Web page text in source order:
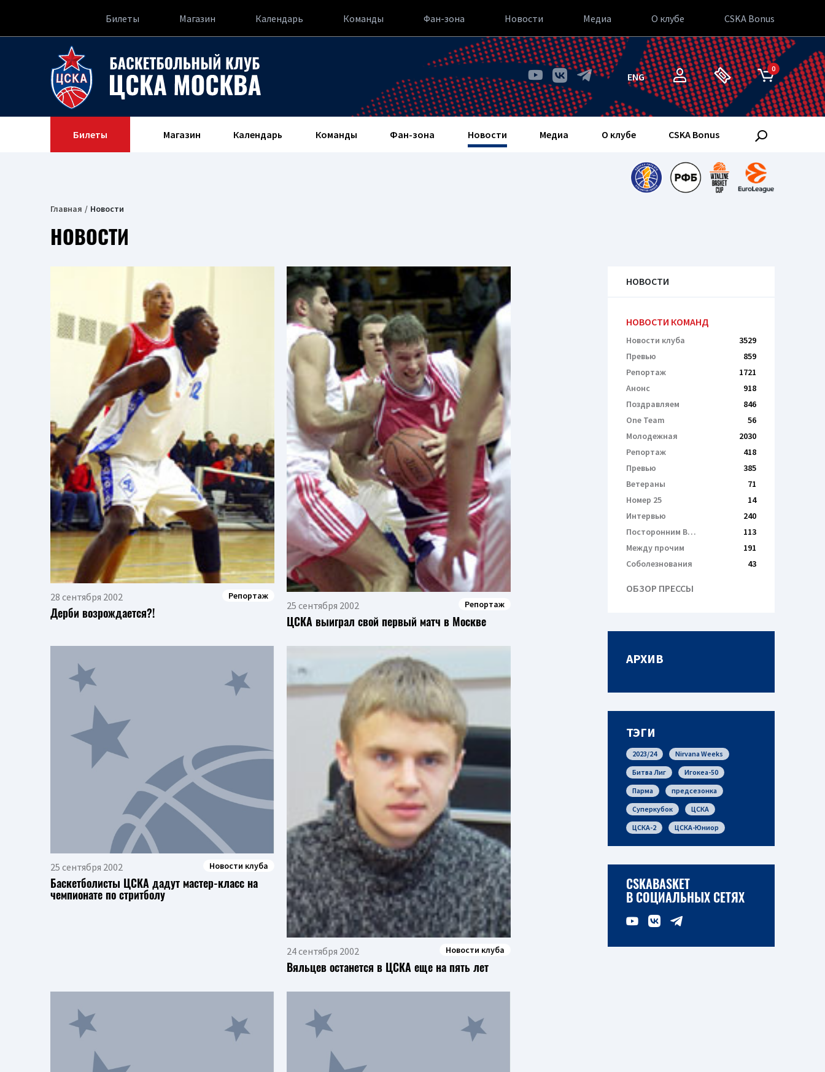
Билеты Магазин Календарь Команды Фан-зона Новости Медиа О клубе CSKA Bonus
ENG
0
Билеты Магазин Календарь Команды Фан-зона Новости Медиа О клубе CSKA Bonus
Главная Новости
НОВОСТИ
28 сентября 2002 Репортаж
Дерби возрождается?! 25 сентября 2002 Репортаж
ЦСКА выиграл свой первый матч в Москве
25 сентября 2002 Новости клуба
Баскетболисты ЦСКА дадут мастер-класс на
чемпионате по стритболу
24 сентября 2002 Новости клуба
Вяльцев останется в ЦСКА еще на пять лет
НОВОСТИ
НОВОСТИ КОМАНД
Новости клуба
3529
Превью
859
Репортаж
1721
Анонс
918
Поздравляем
846
One Team
56
Молодежная
2030
Репортаж
418
Превью
385
Ветераны
71
Номер 25
14
Интервью
240
Посторонним В…
113
Между прочим
191
Соболезнования
43
ОБЗОР ПРЕССЫ
АРХИВ
ТЭГИ
2023/24
Nirvana Weeks
Битва Лиг
Игокеа-50
Парма
предсезонка
Суперкубок
ЦСКА
ЦСКА-2
ЦСКА-Юниор
CSKABASKET
В СОЦИАЛЬНЫХ СЕТЯХ